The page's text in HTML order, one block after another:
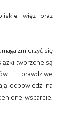
więzi oraz
zmierzyć się
tworzone są
i prawdziwe
odpowiedzi na
wsparcie,